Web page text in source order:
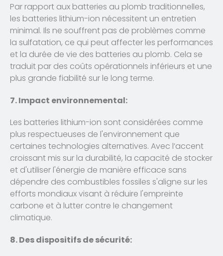
Par rapport aux batteries au plomb traditionnelles,
les batteries lithium-ion nécessitent un entretien
minimal. Ils ne souffrent pas de problèmes comme
la sulfatation, ce qui peut affecter les performances
et la durée de vie des batteries au plomb. Cela se
traduit par des coûts opérationnels inférieurs et une
plus grande fiabilité sur le long terme.
7. Impact environnemental:
Les batteries lithium-ion sont considérées comme
plus respectueuses de l'environnement que
certaines technologies alternatives. Avec l’accent
croissant mis sur la durabilité, la capacité de stocker
et d'utiliser l'énergie de manière efficace sans
dépendre des combustibles fossiles s'aligne sur les
efforts mondiaux visant à réduire l'empreinte
carbone et à lutter contre le changement
climatique.
8. Des dispositifs de sécurité: